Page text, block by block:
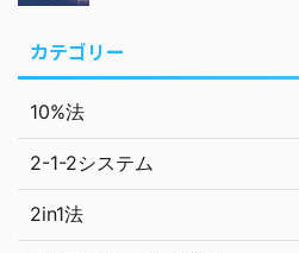
カテゴリー
10%法
2-1-2システム
2in1法